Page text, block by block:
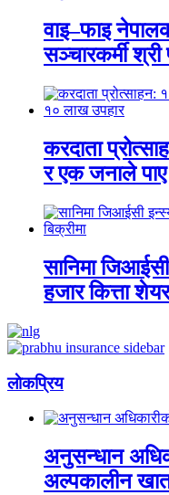
वाइ–फाइ
सञ्चारकर्मी
करदाता
र एक जनाले
सानिमा
हजार कित्ता
लाेकप्रिय
अनुसन्धान
अल्पकालीन